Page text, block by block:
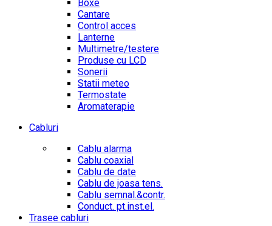
Boxe
Cantare
Control acces
Lanterne
Multimetre/testere
Produse cu LCD
Sonerii
Statii meteo
Termostate
Aromaterapie
Cabluri
Cablu alarma
Cablu coaxial
Cablu de date
Cablu de joasa tens.
Cablu semnal.&contr.
Conduct. pt.inst.el.
Trasee cabluri